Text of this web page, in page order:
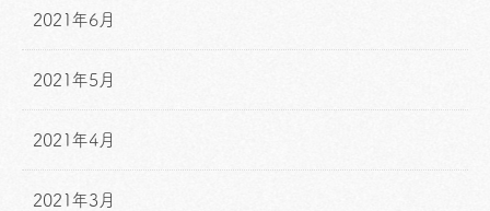
2021年6月
2021年5月
2021年4月
2021年3月